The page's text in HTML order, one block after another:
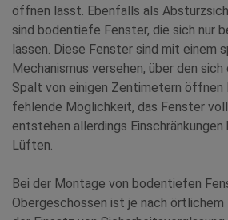
öffnen lässt. Ebenfalls als
sind bodentiefe Fenster, die sich nur
lassen. Diese Fenster sind mit einem
Mechanismus versehen, über den
Spalt von einigen Zentimetern öffnen
fehlende Möglichkeit, das Fenster
entstehen allerdings
Lüften.
Bei der Montage von bodentiefen
Obergeschossen ist je nach örtlichem